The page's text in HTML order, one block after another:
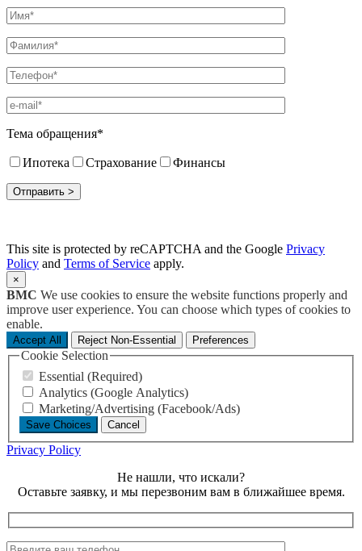
Тема обращения*
Ипотека Страхование Финансы
This site is protected by reCAPTCHA and the Google Privacy
Policy and Terms of Service apply.
×
BMC We use cookies to ensure the website functions properly and
improve user experience. You can choose which types of cookies to
enable.
Accept All Reject Non-Essential Preferences
Cookie Selection
Essential (Required)
Analytics (Google Analytics)
Marketing/Advertising (Facebook/Ads)
Save Choices Cancel
Privacy Policy
Не нашли, что искали?
Оставьте заявку, и мы перезвоним вам в ближайшее время.